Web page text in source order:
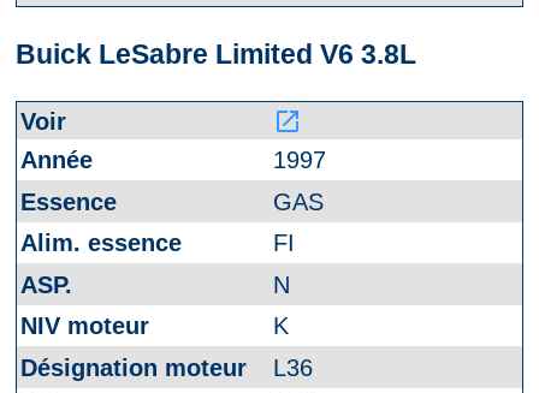
Buick LeSabre Limited V6 3.8L
launch
1997
GAS
FI
N
K
L36